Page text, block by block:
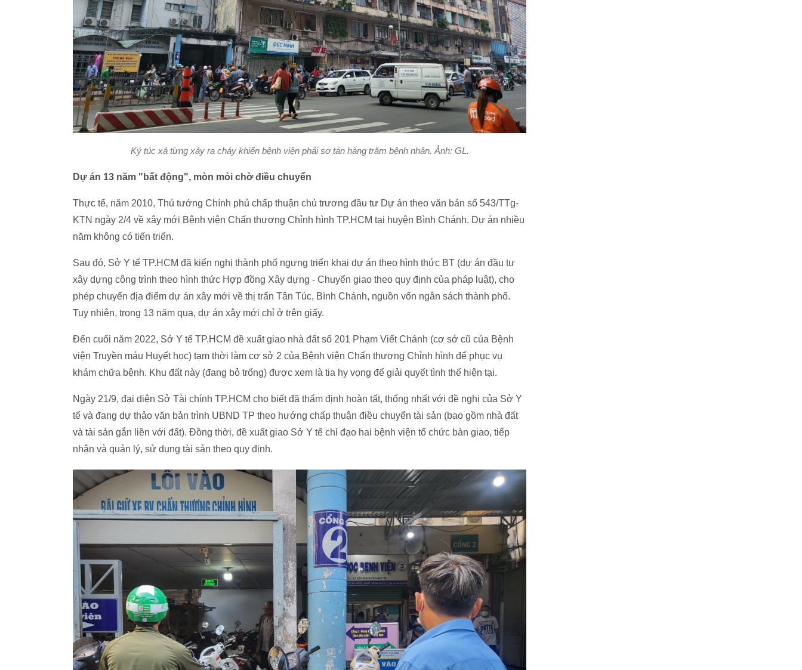
Ký túc xá từng xảy ra cháy khiến bệnh viện phải sơ tán hàng trăm bệnh nhân. Ảnh: GL.
Dự án 13 năm "bất động", mòn mỏi chờ điều chuyển
Thực tế, năm 2010, Thủ tướng Chính phủ chấp thuận chủ trương đầu tư Dự án theo văn bản số 543/TTg-
KTN ngày 2/4 về xây mới Bệnh viện Chấn thương Chỉnh hình TP.HCM tại huyện Bình Chánh. Dự án nhiều
năm không có tiến triển.
Sau đó, Sở Y tế TP.HCM đã kiến nghị thành phố ngưng triển khai dự án theo hình thức BT (dự án đầu tư
xây dựng công trình theo hình thức Hợp đồng Xây dựng - Chuyển giao theo quy định của pháp luật), cho
phép chuyển địa điểm dự án xây mới về thị trấn Tân Túc, Bình Chánh, nguồn vốn ngân sách thành phố.
Tuy nhiên, trong 13 năm qua, dự án xây mới chỉ ở trên giấy.
Đến cuối năm 2022, Sở Y tế TP.HCM đề xuất giao nhà đất số 201 Phạm Viết Chánh (cơ sở cũ của Bệnh
viện Truyền máu Huyết học) tạm thời làm cơ sở 2 của Bệnh viện Chấn thương Chỉnh hình để phục vụ
khám chữa bệnh. Khu đất này (đang bỏ trống) được xem là tia hy vọng để giải quyết tình thế hiện tại.
Ngày 21/9, đại diện Sở Tài chính TP.HCM cho biết đã thẩm định hoàn tất, thống nhất với đề nghị của Sở Y
tế và đang dự thảo văn bản trình UBND TP theo hướng chấp thuận điều chuyển tài sản (bao gồm nhà đất
và tài sản gắn liền với đất). Đồng thời, đề xuất giao Sở Y tế chỉ đạo hai bệnh viện tổ chức bàn giao, tiếp
nhận và quản lý, sử dụng tài sản theo quy định.